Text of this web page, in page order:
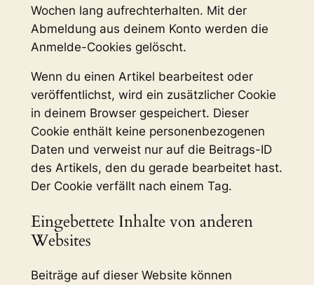
Wochen lang aufrechterhalten. Mit der
Abmeldung aus deinem Konto werden die
Anmelde-Cookies gelöscht.
Wenn du einen Artikel bearbeitest oder
veröffentlichst, wird ein zusätzlicher Cookie
in deinem Browser gespeichert. Dieser
Cookie enthält keine personenbezogenen
Daten und verweist nur auf die Beitrags-ID
des Artikels, den du gerade bearbeitet hast.
Der Cookie verfällt nach einem Tag.
Eingebettete Inhalte von anderen
Websites
Beiträge auf dieser Website können